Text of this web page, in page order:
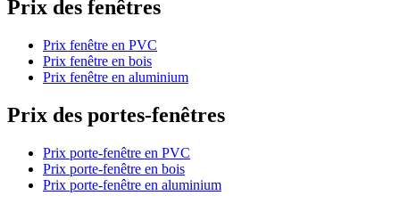
Prix des fenêtres
Prix fenêtre en PVC
Prix fenêtre en bois
Prix fenêtre en aluminium
Prix des portes-fenêtres
Prix porte-fenêtre en PVC
Prix porte-fenêtre en bois
Prix porte-fenêtre en aluminium